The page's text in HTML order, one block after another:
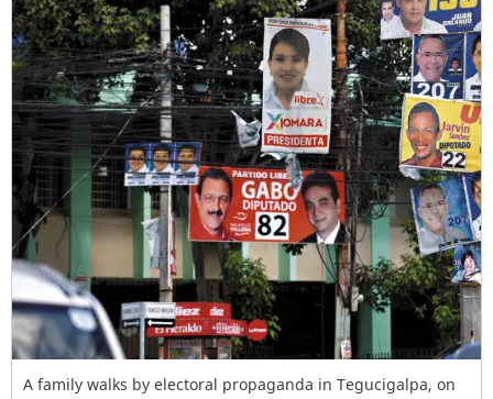
A family walks by electoral propaganda in Tegucigalpa, on